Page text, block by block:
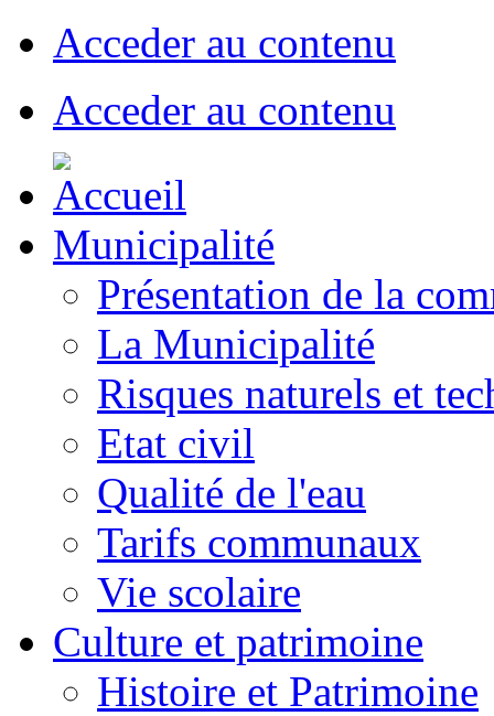
Acceder au contenu
Acceder au contenu
Municipalité
Présentation de la
La Municipalité
Risques naturels et
Etat civil
Qualité de l'eau
Tarifs communaux
Vie scolaire
Culture et patrimoine
Histoire et Patrimoine